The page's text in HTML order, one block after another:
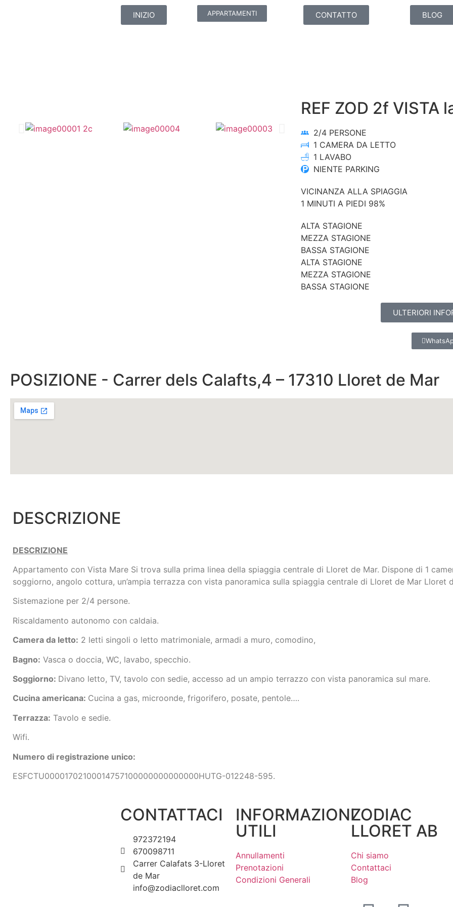
INIZIO APPARTAMENTI CONTATTO BLOG
REF ZOD 2f VISTA
2/4 PERSONE
1 CAMERA DA LETTO
1 LAVABO
NIENTE PARKING
VICINANZA ALLA SPIAGGIA
1 MINUTI A PIEDI 98%
ALTA STAGIONE
MEZZA STAGIONE
BASSA STAGIONE
ALTA STAGIONE
MEZZA STAGIONE
BASSA STAGIONE
ULTERIORI
POSIZIONE - Carrer dels Calafts,4 – 17310 Lloret de Mar
DESCRIZIONE
DESCRIZIONE
Appartamento con Vista Mare Si trova sulla prima linea della spiaggia centrale di Lloret de Mar. Dispone di 1
soggiorno, angolo cottura, un’ampia terrazza con vista panoramica sulla spiaggia centrale di Lloret de Mar Lloret
Sistemazione per 2/4 persone.
Riscaldamento autonomo con caldaia.
Camera da letto: 2 letti singoli o letto matrimoniale, armadi a muro, comodino,
Bagno: Vasca o doccia, WC, lavabo, specchio.
Soggiorno: Divano letto, TV, tavolo con sedie, accesso ad un ampio terrazzo con vista panoramica sul mare.
Cucina americana: Cucina a gas, microonde, frigorifero, posate, pentole….
Terrazza: Tavolo e sedie.
Wifi.
Numero di registrazione unico:
ESFCTU00001702100014757100000000000000HUTG-012248-595.
CONTATTACI
972372194
670098711
Carrer Calafats 3-Lloret
de Mar
info@zodiaclloret.com
INFORMAZIONI
UTILI
Annullamenti
Prenotazioni
Condizioni Generali
ZODIAC
LLORET AB
Chi siamo
Contattaci
Blog